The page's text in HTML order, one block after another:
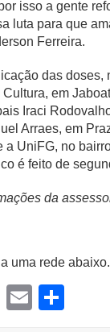
isso a gente
luta para que
Ferreira.
das doses,
em
Iraci
Arraes, em
UniFG, no
é feito de
da
uma rede abaixo.
G
E